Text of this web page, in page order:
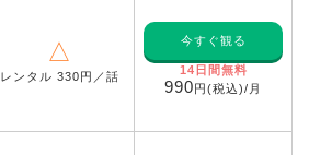
△
レンタル 330円／話
今すぐ観る
14日間無料
990円(税込)/月